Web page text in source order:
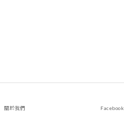
關於我們 Facebook